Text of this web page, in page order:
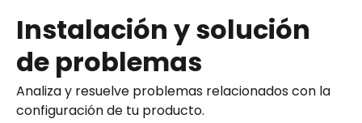
Instalación y solución
de problemas
Analiza y resuelve problemas relacionados con la
configuración de tu producto.